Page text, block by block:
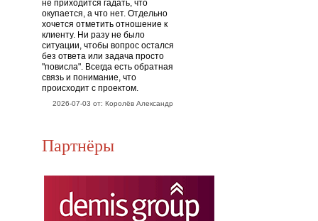
не приходится гадать, что
окупается, а что нет. Отдельно
хочется отметить отношение к
клиенту. Ни разу не было
ситуации, чтобы вопрос остался
без ответа или задача просто
"повисла". Всегда есть обратная
связь и понимание, что
происходит с проектом.
2026-07-03 от: Королёв Александр
Партнёры